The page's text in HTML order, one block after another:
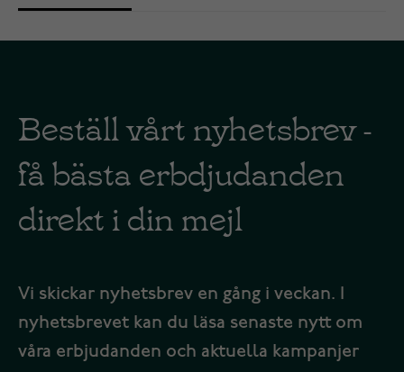
Beställ vårt nyhetsbrev -
få bästa erbdjudanden
direkt i din mejl
Vi skickar nyhetsbrev en gång i veckan. I
nyhetsbrevet kan du läsa senaste nytt om
våra erbjudanden och aktuella kampanjer